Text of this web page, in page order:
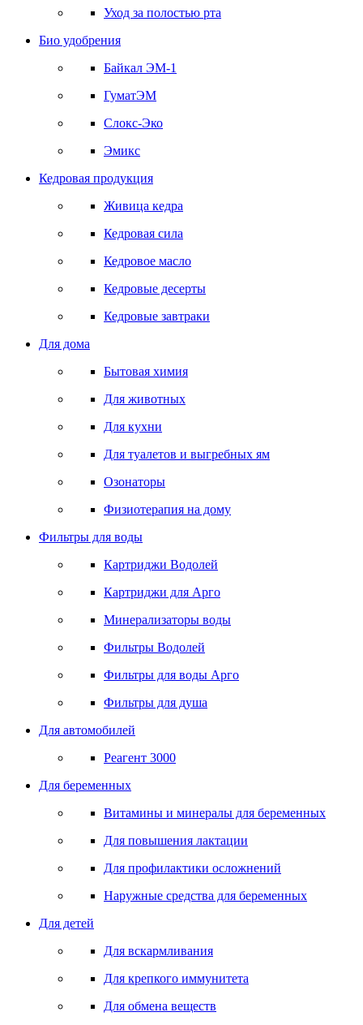
Уход за полостью рта
Био удобрения
Байкал ЭМ-1
ГуматЭМ
Слокс-Эко
Эмикс
Кедровая продукция
Живица кедра
Кедровая сила
Кедровое масло
Кедровые десерты
Кедровые завтраки
Для дома
Бытовая химия
Для животных
Для кухни
Для туалетов и выгребных ям
Озонаторы
Физиотерапия на дому
Фильтры для воды
Картриджи Водолей
Картриджи для Арго
Минерализаторы воды
Фильтры Водолей
Фильтры для воды Арго
Фильтры для душа
Для автомобилей
Реагент 3000
Для беременных
Витамины и минералы для беременных
Для повышения лактации
Для профилактики осложнений
Наружные средства для беременных
Для детей
Для вскармливания
Для крепкого иммунитета
Для обмена веществ